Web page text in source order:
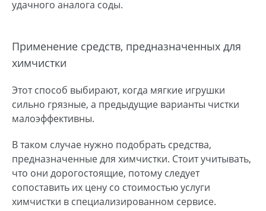
удачного аналога соды.
Применение средств, предназначенных для
химчистки
Этот способ выбирают, когда мягкие игрушки
сильно грязные, а предыдущие варианты чистки
малоэффективны.
В таком случае нужно подобрать средства,
предназначенные для химчистки. Стоит учитывать,
что они дорогостоящие, потому следует
сопоставить их цену со стоимостью услуги
химчистки в специализированном сервисе.